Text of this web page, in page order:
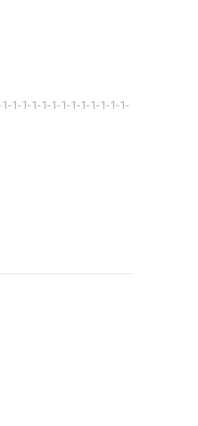
1-1-1-1-1-1-1-1-1-1-1-1-